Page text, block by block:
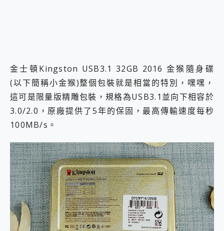
金士頓Kingston USB3.1 32GB 2016 金猴隨身碟
(以下簡稱小金猴)整個包裝就是相當的特別，嘿嘿，
這可是限量版精雕包裝，規格為USB3.1並向下相容於
3.0/2.0，原廠提供了5年的保固，最高傳輸速度每秒
100MB/s。